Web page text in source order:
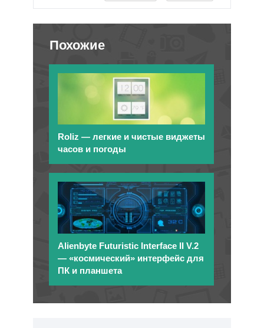
Похожие
Roliz — легкие и чистые виджеты
часов и погоды
Alienbyte Futuristic Interface II V.2
— «космический» интерфейс для
ПК и планшета